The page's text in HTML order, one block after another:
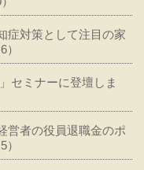
症対策として注目の家
セミナーに登壇しま
営者の役員退職金のポ